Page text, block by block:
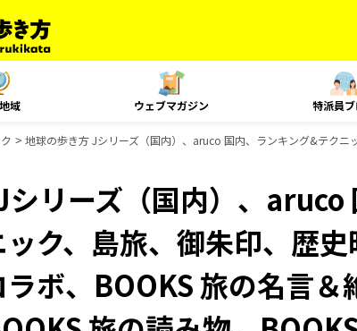
域 ウェブマガジン 特派員
地球の歩き方 Jシリーズ（国内）、aruco 国内、ランキング&テクニ
リーズ（国内）、aruco
ク、島旅、御朱印、歴
ラボ、BOOKS 旅の名言